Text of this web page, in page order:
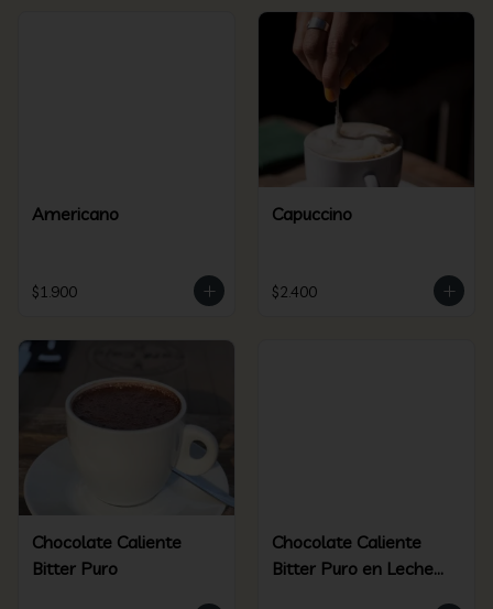
Americano
$1.900
Capuccino
$2.400
Chocolate Caliente
Bitter Puro
Chocolate Caliente
Bitter Puro en Leche